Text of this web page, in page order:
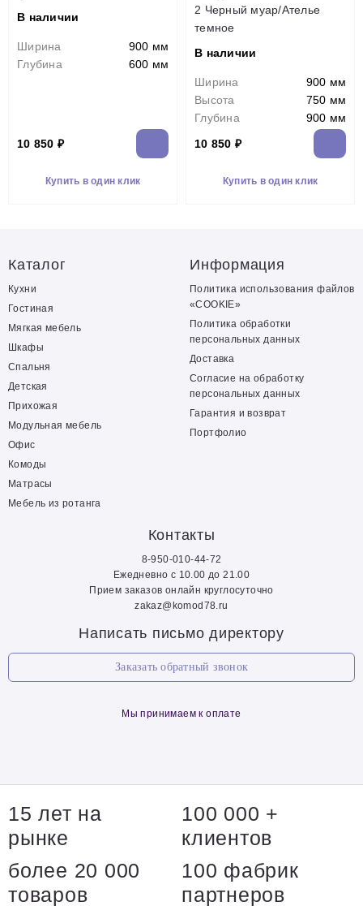
В наличии
Ширина
900 мм
Глубина
600 мм
10 850 ₽
Купить в один клик
2 Черный муар/Ателье
темное
В наличии
Ширина
900 мм
Высота
750 мм
Глубина
900 мм
10 850 ₽
Купить в один клик
Каталог
Кухни
Гостиная
Мягкая мебель
Шкафы
Спальня
Детская
Прихожая
Модульная мебель
Офис
Комоды
Матрасы
Мебель из ротанга
Информация
Политика использования файлов
«COOKIE»
Политика обработки
персональных данных
Доставка
Согласие на обработку
персональных данных
Гарантия и возврат
Портфолио
Контакты
8-950-010-44-72
Ежедневно с 10.00 до 21.00
Прием заказов онлайн круглосуточно
zakaz@komod78.ru
Написать письмо директору
Заказать обратный звонок
Мы принимаем к оплате
15 лет на
рынке
100 000 +
клиентов
более 20 000
товаров
100 фабрик
партнеров